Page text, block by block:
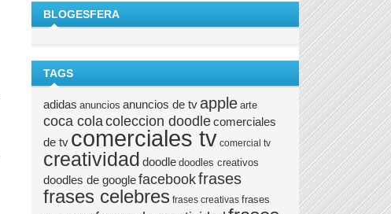
BLOGESFERA
TAGS
adidas anuncios anuncios de tvapple arte
coca colacoleccion doodlecomerciales
de tv comerciales tv comercial tv
creatividad doodle doodles creativos
doodles de googlefacebookfrases
frases celebres frases creativas frases